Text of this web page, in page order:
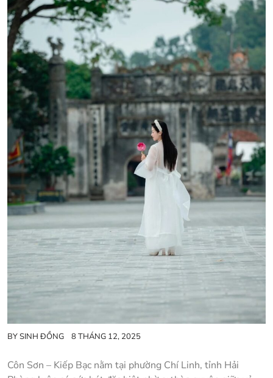
BYSINH ĐỒNG 8 THÁNG 12, 2025
Côn Sơn – Kiếp Bạc nằm tại phường Chí Linh, tỉnh Hải